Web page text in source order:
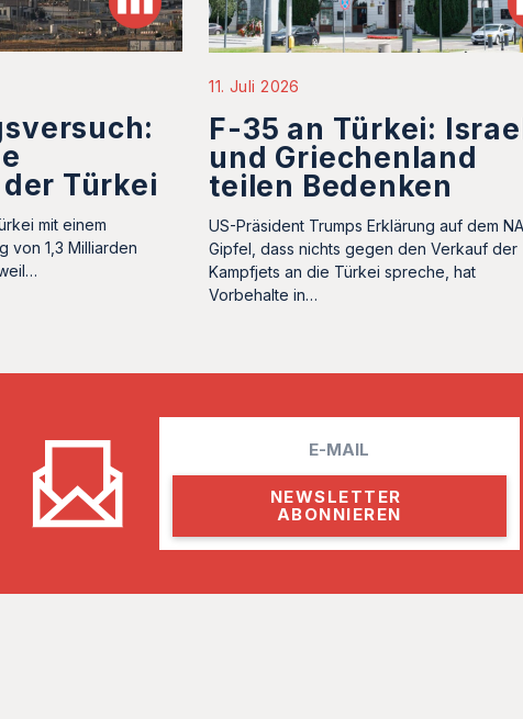
Türkei
mit einem
von 1,3 Milliarden
11. Juli 2026
F-35 an Türkei: Israel
und Griechenland
teilen Bedenken
US-Präsident Trumps Erklärung auf dem
Gipfel, dass nichts gegen den Verkauf der
Kampfjets an die Türkei spreche, hat
Vorbehalte in…
l